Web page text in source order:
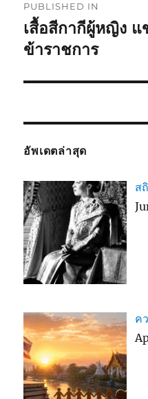
navigation
PUBLISHED IN
เสื้อสีกากีผู้หญิง แ
ข้าราชการ
อัพเดตล่าสุด
ส
ค